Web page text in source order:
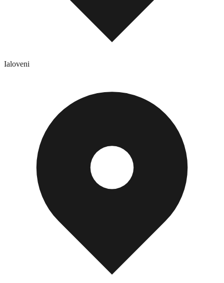
Ialoveni